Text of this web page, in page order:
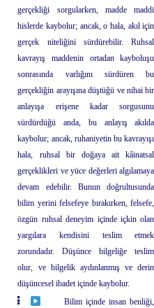
gerçekliği sorgularken, madde maddi
hislerde kaybolur; ancak, o hala, akıl için
gerçek niteliğini sürdürebilir. Ruhsal
kavrayış maddenin ortadan kayboluşu
sonrasında varlığını sürdüren bu
gerçekliğin arayışına düştüğü ve nihai bir
anlayışa erişene kadar sorgusunu
sürdürdüğü anda, bu anlayış akılda
kaybolur; ancak, ruhaniyetin bu kavrayışı
hala, ruhsal bir doğaya ait kâinatsal
gerçeklikleri ve yüce değerleri algılamaya
devam edebilir. Bunun doğrultusunda
bilim yerini felsefeye bırakırken, felsefe,
özgün ruhsal deneyim içinde içkin olan
yargılara kendisini teslim etmek
zorundadır. Düşünce bilgeliğe teslim
olur, ve bilgelik aydınlanmış ve derin
düşüncesel ibadet içinde kaybolur.
Bilim içinde insan benliği,